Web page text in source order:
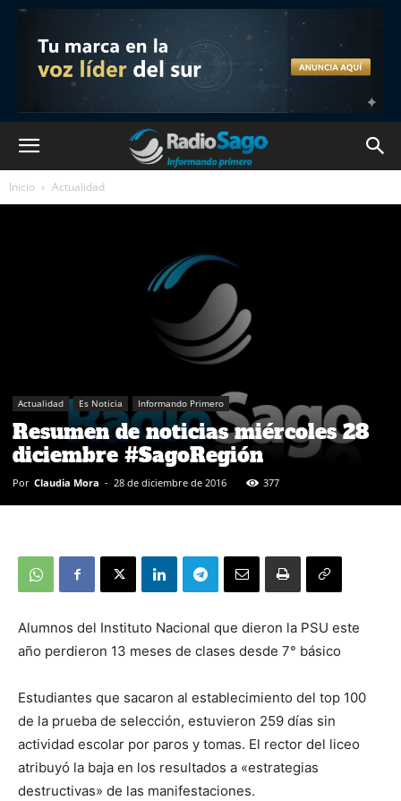
Inicio Actualidad
Actualidad Es Noticia Informando Primero
Resumen de noticias miércoles 28
diciembre #SagoRegión
Por Claudia Mora - 28 de diciembre de 2016 377
Alumnos del Instituto Nacional que dieron la PSU este
año perdieron 13 meses de clases desde 7° básico
Estudiantes que sacaron al establecimiento del top 100
de la prueba de selección, estuvieron 259 días sin
actividad escolar por paros y tomas. El rector del liceo
atribuyó la baja en los resultados a «estrategias
destructivas» de las manifestaciones.